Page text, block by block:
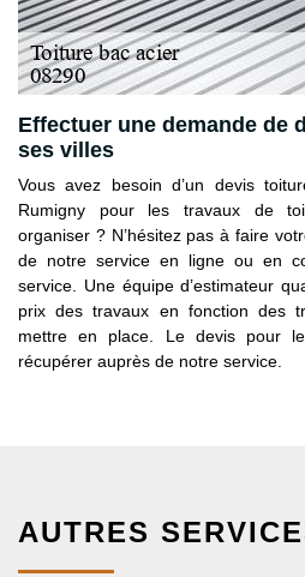
Effectuer une demande de
ses villes
Vous avez besoin d’un devis
Rumigny pour les travaux de
organiser ? N’hésitez pas à faire
de notre service en ligne ou en
service. Une équipe d’estimateur
prix des travaux en fonction des
mettre en place. Le devis pour
récupérer auprès de notre service.
AUTRES